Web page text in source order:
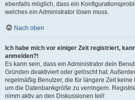
ebenfalls möglich, dass ein
welches ein Administrator lösen muss.
Nach oben
Ich habe mich vor einiger Zeit registriert,
anmelden?!
Es kann sein, dass ein Administrator dein
Gründen deaktiviert oder gelöscht hat.
regelmäßig Benutzer, die für längere Zeit
um die Datenbankgröße zu verringern.
nimm aktiv an den Diskussionen teil!